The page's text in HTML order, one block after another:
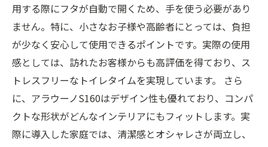
用する際にフタが自動で開くため、手を使う必要があり
ません。特に、小さなお子様や高齢者にとっては、負担
が少なく安心して使用できるポイントです。実際の使用
感としては、訪れたお客様からも高評価を得ており、ス
トレスフリーなトイレタイムを実現しています。 さら
に、アラウーノS160はデザイン性も優れており、コンパ
クトな形状がどんなインテリアにもフィットします。実
際に導入した家庭では、清潔感とオシャレさが両立し、